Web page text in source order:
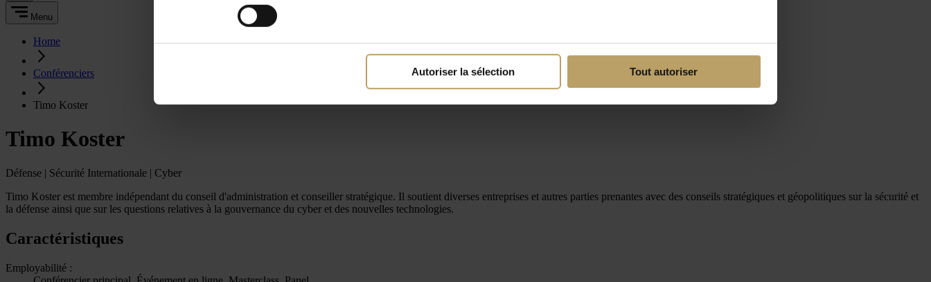
Autoriser la sélection Tout autoriser
Menu
Home
Conférenciers
Timo Koster
Timo Koster
Défense | Sécurité Internationale | Cyber
Timo Koster est membre indépendant du conseil d'administration et conseiller stratégique. Il soutient diverses entreprises et autres parties prenantes avec des conseils stratégiques et géopolitiques sur la sécurité et
la défense ainsi que sur les questions relatives à la gouvernance du cyber et des nouvelles technologies.
Caractéristiques
Employabilité :